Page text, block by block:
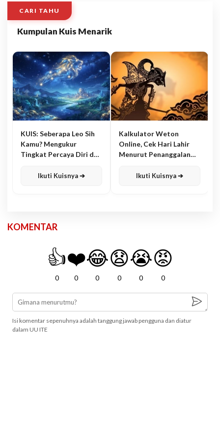
CARI TAHU
Kumpulan Kuis Menarik
KUIS: Seberapa Leo Sih
Kamu? Mengukur
Tingkat Percaya Diri dan
Ikuti Kuisnya ➔
Kalkulator Weton
Online, Cek Hari Lahir
Menurut Penanggalan
Ikuti Kuisnya ➔
KOMENTAR
👍
0
❤️
0
😂
0
😧
0
😭
0
😡
0
Isi komentar sepenuhnya adalah tanggung jawab pengguna dan diatur
dalam UU ITE